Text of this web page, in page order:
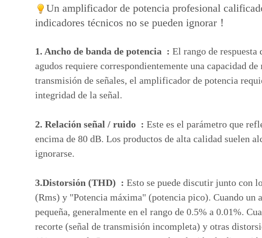
Un amplificador de potencia profesional
indicadores técnicos no se pueden ignorar！
1. Ancho de banda de potencia : El rango de respuesta
agudos requiere correspondientemente una capacidad
transmisión de señales, el amplificador de potencia
integridad de la señal.
2. Relación señal / ruido : Este es el parámetro que
encima de 80 dB. Los productos de alta calidad suelen
ignorarse.
3.Distorsión (THD) : Esto se puede discutir junto con
(Rms) y "Potencia máxima" (potencia pico). Cuando
pequeña, generalmente en el rango de 0.5% a 0.01%.
recorte (señal de transmisión incompleta) y otras